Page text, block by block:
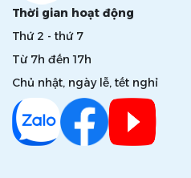
Thời gian hoạt động
Thứ 2 - thứ 7
Từ 7h đến 17h
Chủ nhật, ngày lễ, tết nghỉ